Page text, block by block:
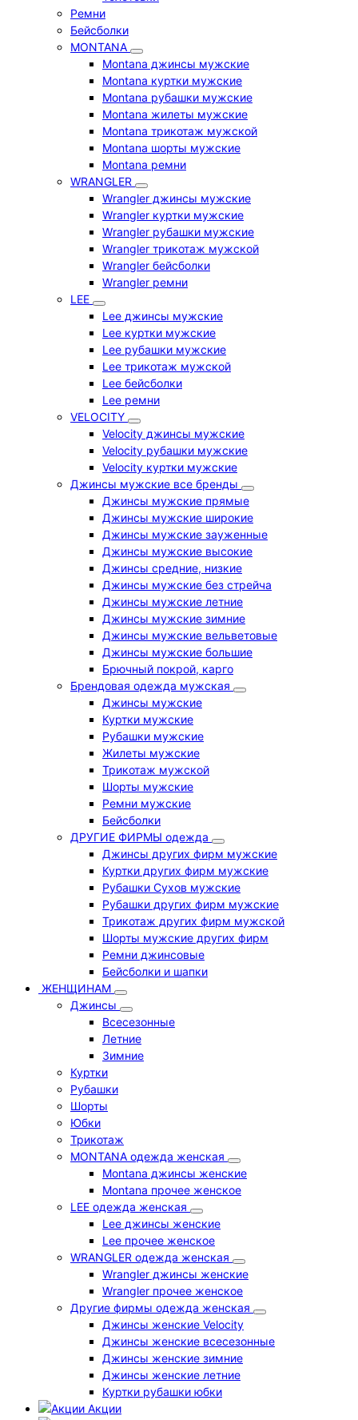
Ремни
Бейсболки
MONTANA
Montana джинсы мужские
Montana куртки мужские
Montana рубашки мужские
Montana жилеты мужские
Montana трикотаж мужской
Montana шорты мужские
Montana ремни
WRANGLER
Wrangler джинсы мужские
Wrangler куртки мужские
Wrangler рубашки мужские
Wrangler трикотаж мужской
Wrangler бейсболки
Wrangler ремни
LEE
Lee джинсы мужские
Lee куртки мужские
Lee рубашки мужские
Lee трикотаж мужской
Lee бейсболки
Lee ремни
VELOCITY
Velocity джинсы мужские
Velocity рубашки мужские
Velocity куртки мужские
Джинсы мужские все бренды
Джинсы мужские прямые
Джинсы мужские широкие
Джинсы мужские зауженные
Джинсы мужские высокие
Джинсы средние, низкие
Джинсы мужские без стрейча
Джинсы мужские летние
Джинсы мужские зимние
Джинсы мужские вельветовые
Джинсы мужские большие
Брючный покрой, карго
Брендовая одежда мужская
Джинсы мужские
Куртки мужские
Рубашки мужские
Жилеты мужские
Трикотаж мужской
Шорты мужские
Ремни мужские
Бейсболки
ДРУГИЕ ФИРМЫ одежда
Джинсы других фирм мужские
Куртки других фирм мужские
Рубашки Сухов мужские
Рубашки других фирм мужские
Трикотаж других фирм мужской
Шорты мужские других фирм
Ремни джинсовые
Бейсболки и шапки
ЖЕНЩИНАМ
Джинсы
Всесезонные
Летние
Зимние
Куртки
Рубашки
Шорты
Юбки
Трикотаж
MONTANA одежда женская
Montana джинсы женские
Montana прочее женское
LEE одежда женская
Lee джинсы женские
Lee прочее женское
WRANGLER одежда женская
Wrangler джинсы женские
Wrangler прочее женское
Другие фирмы одежда женская
Джинсы женские Velocity
Джинсы женские всесезонные
Джинсы женские зимние
Джинсы женские летние
Куртки рубашки юбки
Акции